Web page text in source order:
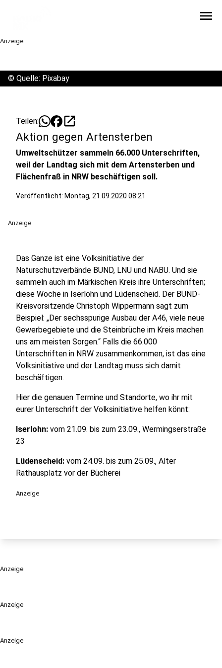
menu
Anzeige
Anzeige
Anzeige
© Quelle: Pixabay
Teilen: open_in_new
Aktion gegen Artensterben
Umweltschützer sammeln 66.000 Unterschriften,
weil der Landtag sich mit dem Artensterben und
Flächenfraß in NRW beschäftigen soll.
Veröffentlicht: Montag, 21.09.2020 08:21
Anzeige
Das Ganze ist eine Volksinitiative der
Naturschutzverbände BUND, LNU und NABU. Und sie
sammeln auch im Märkischen Kreis ihre Unterschriften;
diese Woche in Iserlohn und Lüdenscheid. Der BUND-
Kreisvorsitzende Christoph Wippermann sagt zum
Beispiel: „Der sechsspurige Ausbau der A46, viele neue
Gewerbegebiete und die Steinbrüche im Kreis machen
uns am meisten Sorgen.“ Falls die 66.000
Unterschriften in NRW zusammenkommen, ist das eine
Volksinitiative und der Landtag muss sich damit
beschäftigen.
Hier die genauen Termine und Standorte, wo ihr mit
eurer Unterschrift der Volksinitiative helfen könnt:
Iserlohn: vom 21.09. bis zum 23.09., Wermingserstraße
23
Lüdenscheid: vom 24.09. bis zum 25.09., Alter
Rathausplatz vor der Bücherei
Anzeige
Anzeige